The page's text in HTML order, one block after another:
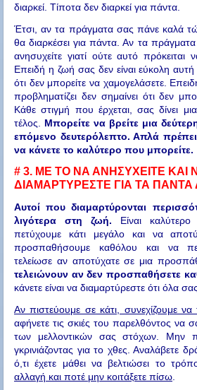
διαρκεί. Τίποτα δεν διαρκεί για πάντα.
Έτσι, αν τα πράγματα σας πάνε καλά
θα διαρκέσει για πάντα. Αν τα
ανησυχείτε γιατί ούτε αυτό πρόκειται
Επειδή η ζωή σας δεν είναι εύκολη αυτή
ότι δεν μπορείτε να χαμογελάσετε.
προβληματίζει δεν σημαίνει ότι δεν
Κάθε στιγμή που έρχεται, σας δίνει
τέλος. Μπορείτε να βρείτε μια
επόμενο δευτερόλεπτο. Απλά
να κάνετε το καλύτερο που μπορείτε.
# 3. ΜΕ ΤΟ ΝΑ ΑΝΗΣΥΧΕΙΤΕ ΚΑΙ
ΔΙΑΜΑΡΤΥΡΕΣΤΕ ΓΙΑ ΤΑ ΠΑΝΤΑ
Αυτοί που διαμαρτύρονται
λιγότερα στη ζωή. Είναι
πετύχουμε κάτι μεγάλο και να
προσπαθήσουμε καθόλου και να
τελείωσε αν αποτύχατε σε μια
τελειώνουν αν δεν προσπαθήσετε
κάνετε είναι να διαμαρτύρεστε ότι όλα
Αν πιστεύουμε σε κάτι, συνεχίζουμε
αφήνετε τις σκιές του παρελθόντος να
των μελλοντικών σας στόχων. Μην
γκρινιάζοντας για το χθες. Αναλάβετε
ό,τι έχετε μάθει να βελτιώσει το
αλλαγή και ποτέ μην κοιτάξετε πίσω